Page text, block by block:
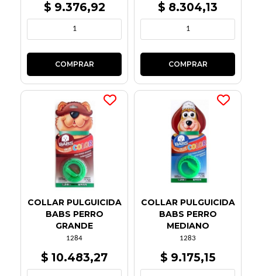
$ 9.376,92 $ 8.304,13
COLLAR PULGUICIDA
BABS PERRO
GRANDE
1284
$ 10.483,27
COLLAR PULGUICIDA
BABS PERRO
MEDIANO
1283
$ 9.175,15